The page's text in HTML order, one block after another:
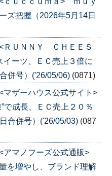
ズ把握（2026年5月14日
ＲＵＮＮＹ ＣＨＥＥＳ
ーツ、ＥＣ売上３倍に
併号）('26/05/06) (0871)
ザーハウス公式サイト>
で成長、ＥＣ売上２０％
合併号）('26/05/03) (087
アマノフーズ公式通販>
を増やし、ブランド理解